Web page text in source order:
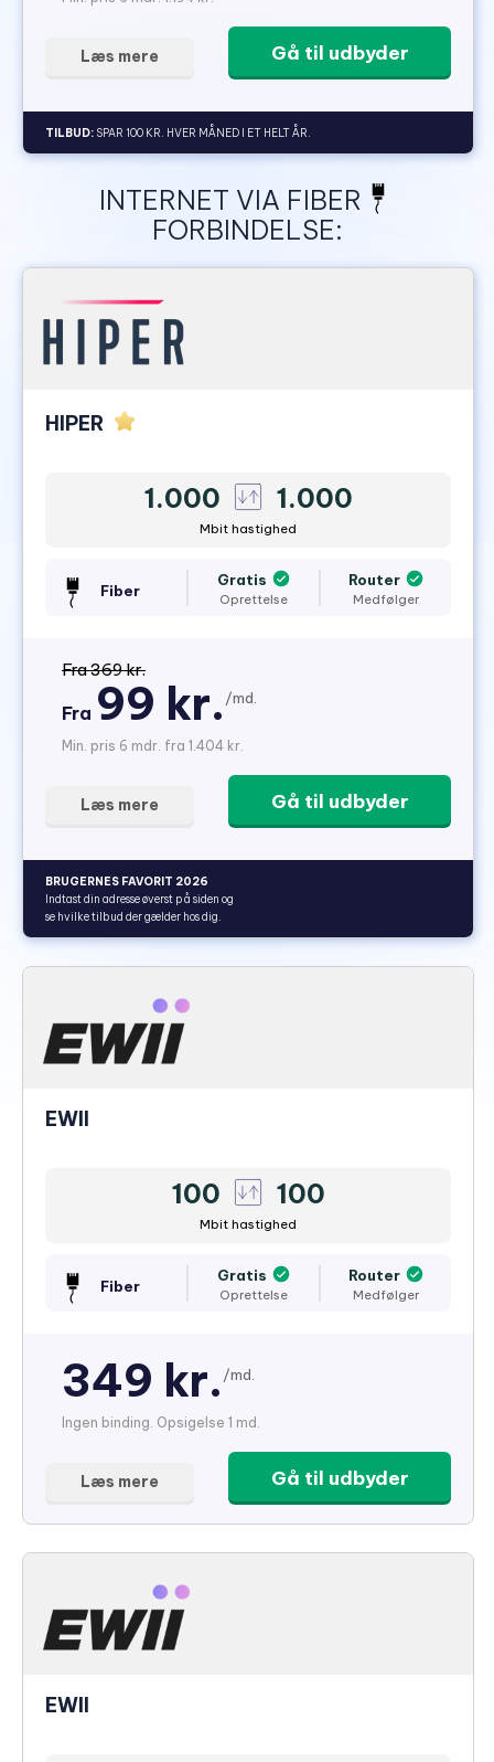
Gå til udbyder
Læs mere
TILBUD: SPAR 100 KR. HVER MÅNED I ET HELT ÅR.
INTERNET VIA FIBER
FORBINDELSE:
HIPER
1.000 1.000
Mbit hastighed
Fiber
Gratis
Oprettelse
Router
Medfølger
Fra 369 kr.
Fra 99 kr. /md.
Min. pris 6 mdr. fra 1.404 kr.
Gå til udbyder
Læs mere
BRUGERNES FAVORIT 2026
Indtast din adresse øverst på siden og
se hvilke tilbud der gælder hos dig.
EWII
100 100
Mbit hastighed
Fiber
Gratis
Oprettelse
Router
Medfølger
349 kr. /md.
Ingen binding. Opsigelse 1 md.
Gå til udbyder
Læs mere
EWII